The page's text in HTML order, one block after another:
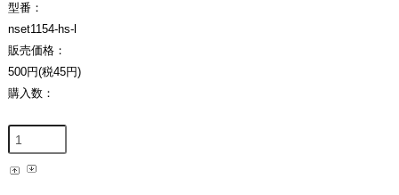
型番：
nset1154-hs-l
販売価格：
500円(税45円)
購入数：